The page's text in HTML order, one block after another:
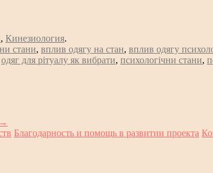
, Кинезиология.
стани, вплив одягу на стан, вплив одягу
одяг для рітуалу як вибрати, психологічни стани,
→
Благодарность и помощь в развитии проекта